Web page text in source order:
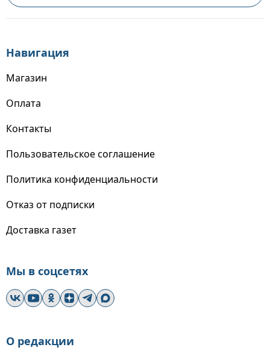
Навигация
Магазин
Оплата
Контакты
Пользовательское соглашение
Политика конфиденциальности
Отказ от подписки
Доставка газет
Мы в соцсетях
О редакции